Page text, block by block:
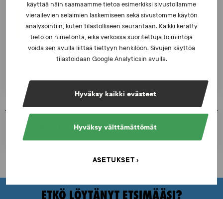
käyttää näin saamaamme tietoa esimerkiksi sivustollamme
vierailevien selaimien laskemiseen sekä sivustomme käytön
analysointiin, kuten tilastolliseen seurantaan. Kaikki kerätty
tieto on nimetöntä, eikä verkossa suoritettuja toimintoja
voida sen avulla liittää tiettyyn henkilöön. Sivujen käyttöä
tilastoidaan Google Analyticsin avulla.
Hyväksy kaikki evästeet
Hyväksy välttämättömät
ASETUKSET
UUTISET - 30.6.2026
SUEKin sivuilla uusi blogisarja urheilun ja
väkivaltaisten alakulttuurien suhteesta
TULOSTA SIVU
ETKÖ LÖYTÄNYT ETSIMÄÄSI?